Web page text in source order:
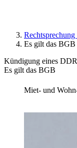
Rechtsprechung
Es gilt das BGB
Kündigung eines
Es gilt das BGB
Miet- und